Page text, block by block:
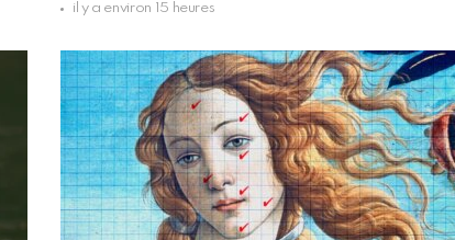
il y a environ 15 heures